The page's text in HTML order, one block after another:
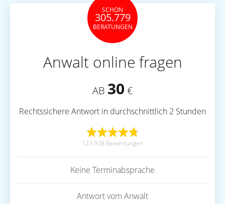
SCHON
305.779
BERATUNGEN
Anwalt online fragen
AB 30 €
Rechtssichere Antwort in durchschnittlich 2 Stunden
123.938 Bewertungen
Keine Terminabsprache
Antwort vom Anwalt